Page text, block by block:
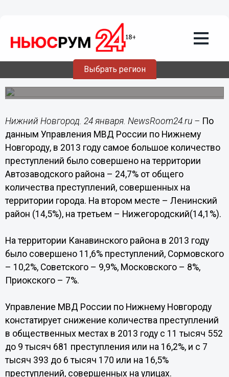
Выбрать регион
В Нижнем Новгороде сокращается количество
преступлений, совершенных на улицах и в общественных
местах.
Нижний Новгород. 24 января. NewsRoom24.ru – По
данным Управления МВД России по Нижнему
Новгороду, в 2013 году самое большое количество
преступлений было совершено на территории
Автозаводского района – 24,7% от общего
количества преступлений, совершенных на
территории города. На втором месте – Ленинский
район (14,5%), на третьем – Нижегородский(14,1%).
На территории Канавинского района в 2013 году
было совершено 11,6% преступлений, Сормовского
– 10,2%, Советского – 9,9%, Московского – 8%,
Приокского – 7%.
Управление МВД России по Нижнему Новгороду
констатирует снижение количества преступлений
в общественных местах в 2013 году с 11 тысяч 552
до 9 тысяч 681 преступления или на 16,2%, и с 7
тысяч 393 до 6 тысяч 170 или на 16,5%
преступлений, совершенных на улицах.